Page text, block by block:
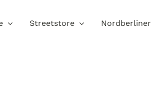
Streetstore Nordberliner